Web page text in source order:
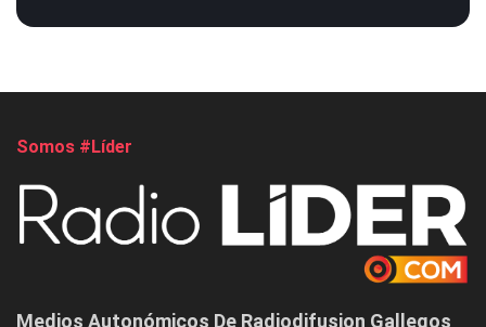
Somos #Líder
Medios Autonómicos De Radiodifusion Gallegos